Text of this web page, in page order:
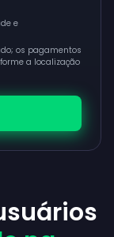
e
os pagamentos
a localização